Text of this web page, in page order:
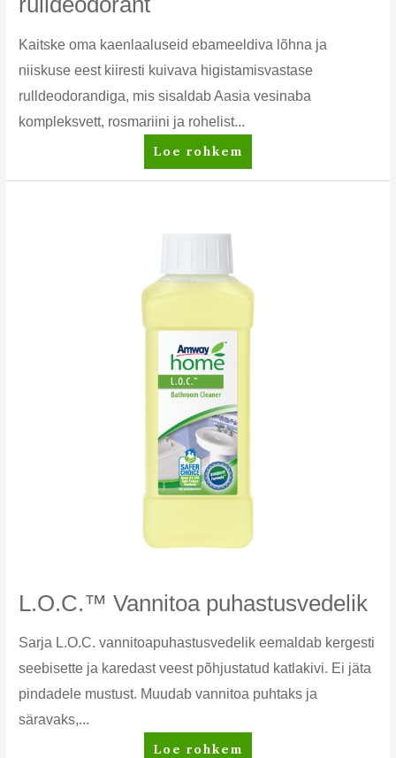
Kaitske oma kaenlaaluseid ebameeldiva lõhna ja
niiskuse eest kiiresti kuivava higistamisvastase
rulldeodorandiga, mis sisaldab Aasia vesinaba
kompleksvett, rosmariini ja rohelist...
g&h
GOODNESS
Protect
rulldeodorant
Loe rohkem
L.O.C.™ Vannitoa puhastusvedelik
Sarja L.O.C. vannitoapuhastusvedelik eemaldab kergesti
seebisette ja karedast veest põhjustatud katlakivi. Ei jäta
pindadele mustust. Muudab vannitoa puhtaks ja
säravaks,...
L.O.C.™
Loe rohkem